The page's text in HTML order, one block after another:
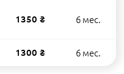
1350 ₴ 6 мес.
1300 ₴ 6 мес.